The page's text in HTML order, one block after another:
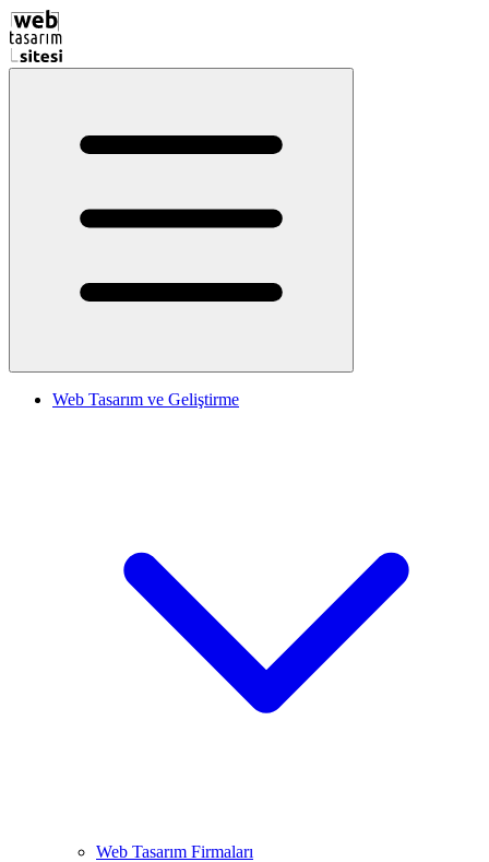
Web Tasarım ve Geliştirme
Web Tasarım Firmaları